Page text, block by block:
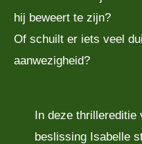
hij beweert te zijn?
Of schuilt er iets veel
aanwezigheid?
In deze thrillereditie
beslissing Isabelle